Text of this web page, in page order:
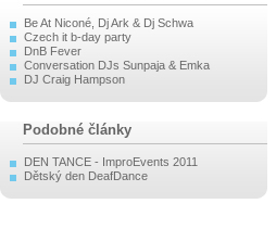
Be At Niconé, Dj Ark & Dj Schwa
Czech it b-day party
DnB Fever
Conversation DJs Sunpaja & Emka
DJ Craig Hampson
Podobné články
DEN TANCE - ImproEvents 2011
Dětský den DeafDance